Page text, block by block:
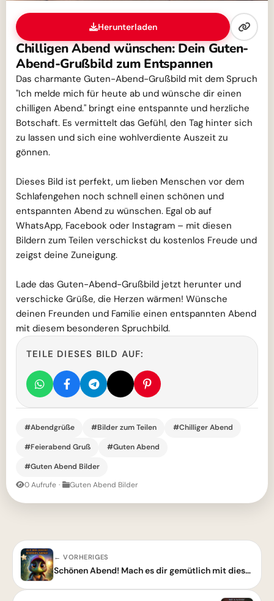
Herunterladen
Chilligen Abend wünschen: Dein Guten-
Abend-Grußbild zum Entspannen
Das charmante Guten-Abend-Grußbild mit dem Spruch
"Ich melde mich für heute ab und wünsche dir einen
chilligen Abend." bringt eine entspannte und herzliche
Botschaft. Es vermittelt das Gefühl, den Tag hinter sich
zu lassen und sich eine wohlverdiente Auszeit zu
gönnen.
Dieses Bild ist perfekt, um lieben Menschen vor dem
Schlafengehen noch schnell einen schönen und
entspannten Abend zu wünschen. Egal ob auf
WhatsApp, Facebook oder Instagram – mit diesen
Bildern zum Teilen verschickst du kostenlos Freude und
zeigst deine Zuneigung.
Lade das Guten-Abend-Grußbild jetzt herunter und
verschicke Grüße, die Herzen wärmen! Wünsche
deinen Freunden und Familie einen entspannten Abend
mit diesem besonderen Spruchbild.
TEILE DIESES BILD AUF:
#Abendgrüße #Bilder zum Teilen
#Chilliger Abend
#Feierabend Gruß
#Guten Abend
#Guten Abend Bilder
0 Aufrufe · Guten Abend Bilder
← VORHERIGES
Schönen Abend! Mach es dir gemütlich mit diesem süßen Guten-Abend-Grußbild